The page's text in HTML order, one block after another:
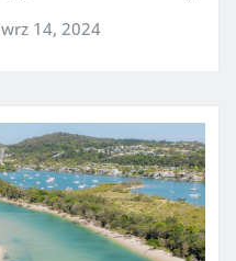
wrz 14, 2024